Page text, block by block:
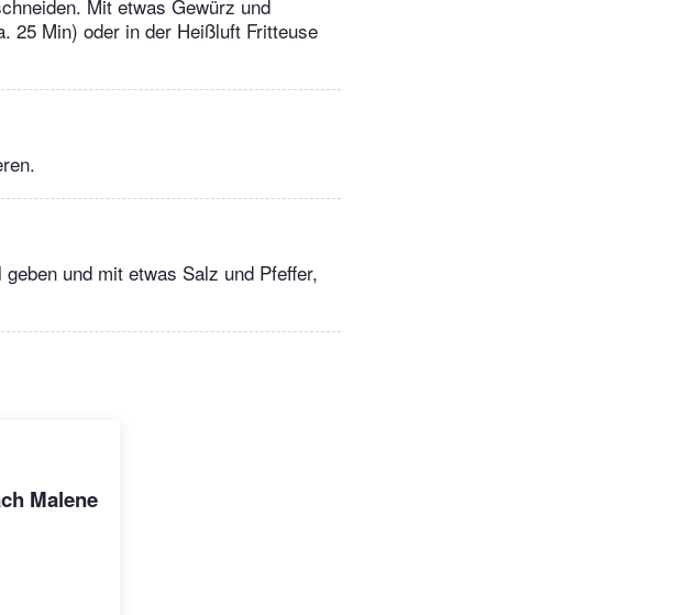
Mit etwas Gewürz und
25 Min) oder in der Heißluft Fritteuse
und mit etwas Salz und Pfeffer,
Malene